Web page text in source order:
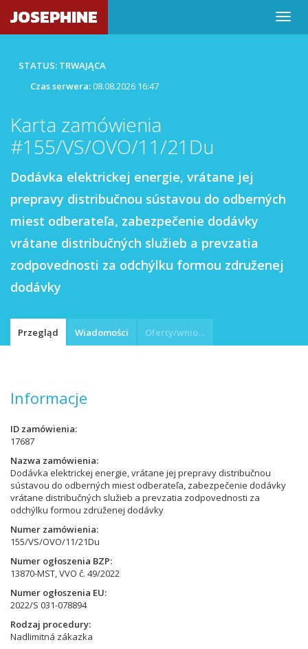
JOSEPHINE
STATUS: TRWAJĄCA
Czas serwera:08.08.2026 16:47
Karta zamówienia
#155/VS/OVO/11/21Du
Dodávka elektrickej energie, vrátane jej
prepravy distribučnou sústavou do odberných
miest odberateľa, zabezpečenie dodávky
vrátane distribučných služieb a prevzatia
zodpovednosti za odchýlku formou združenej
dodávky
Przegląd Wiadomości Oferty/wnioski
Informacje
ID zamówienia
17687
Nazwa zamówienia
Dodávka elektrickej energie, vrátane jej prepravy distribučnou
sústavou do odberných miest odberateľa, zabezpečenie dodávky
vrátane distribučných služieb a prevzatia zodpovednosti za
odchýlku formou združenej dodávky
Numer zamówienia
155/VS/OVO/11/21Du
Numer ogłoszenia BZP
13870-MST, VVO č. 49/2022
Numer ogłoszenia EU
2022/S 031-078894
Rodzaj procedury
Nadlimitná zákazka